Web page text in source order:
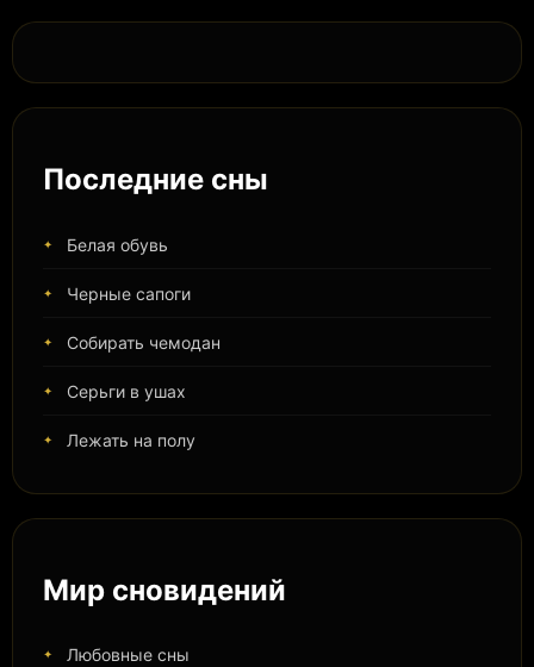
Последние сны
Белая обувь
Черные сапоги
Собирать чемодан
Серьги в ушах
Лежать на полу
Мир сновидений
Любовные сны